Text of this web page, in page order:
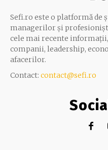
Sefi.ro este o platformă
managerilor și
cele mai recente
companii, leadership,
afacerilor.
Contact: contact@sefi.ro